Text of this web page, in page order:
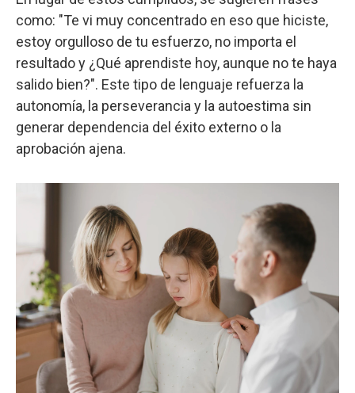
como: "Te vi muy concentrado en eso que hiciste,
estoy orgulloso de tu esfuerzo, no importa el
resultado y ¿Qué aprendiste hoy, aunque no te haya
salido bien?". Este tipo de lenguaje refuerza la
autonomía, la perseverancia y la autoestima sin
generar dependencia del éxito externo o la
aprobación ajena.